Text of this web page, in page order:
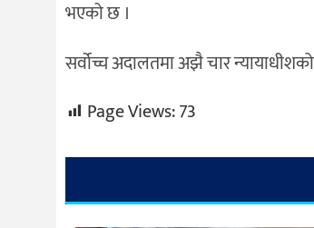
भएको छ ।
सर्वोच्च अदालतमा अझै चार
Page Views:73